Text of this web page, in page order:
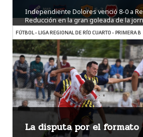
Independiente Dolores venció 8-0 a
Reducción en la gran goleada de la
más
FÚTBOL - LIGA REGIONAL DE RÍO CUARTO - PRIMERA B
La disputa por el formato